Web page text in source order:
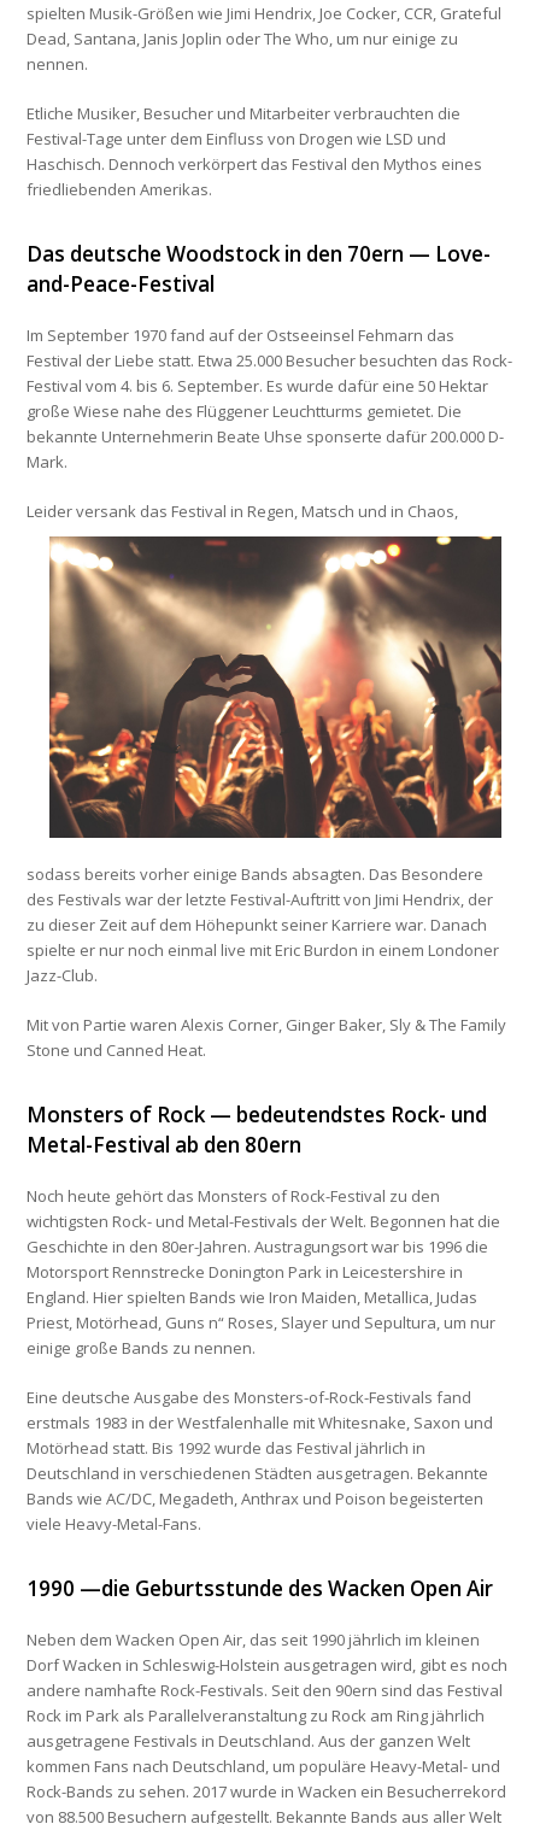
spielten Musik-Größen wie Jimi Hendrix, Joe Cocker, CCR, Grateful
Dead, Santana, Janis Joplin oderThe Who, um nur einige zu
nennen.
Etliche Musiker, Besucher und Mitarbeiter verbrauchten die
Festival-Tage unter dem Einfluss von Drogen wie LSD und
Haschisch. Dennoch verkörpert das Festival den Mythos eines
friedliebenden Amerikas.
Das deutsche Woodstock in den 70ern — Love-
and-Peace-Festival
Im September 1970 fand auf der Ostseeinsel Fehmarn das
Festival der Liebe statt. Etwa 25.000 Besucher besuchten das Rock-
Festival vom 4. bis 6. September. Es wurde dafür eine 50 Hektar
große Wiese nahe des Flüggener Leuchtturms gemietet. Die
bekannte Unternehmerin Beate Uhse sponserte dafür 200.000 D-
Mark.
Leider versank das Festival in Regen, Matsch und in Chaos,
sodass bereits vorher einige Bands absagten. Das Besondere
des Festivals war der letzte Festival-Auftritt von Jimi Hendrix, der
zu dieser Zeit auf dem Höhepunkt seiner Karriere war. Danach
spielte er nur noch einmal live mit Eric Burdon in einem Londoner
Jazz-Club.
Mit von Partie warenAlexis Corner, Ginger Baker, Sly & The Family
Stone und Canned Heat.
Monsters of Rock — bedeutendstes Rock- und
Metal-Festival ab den 80ern
Noch heute gehört das Monsters of Rock-Festival zu den
wichtigsten Rock- und Metal-Festivals der Welt. Begonnen hat die
Geschichte in den 80er-Jahren. Austragungsort war bis 1996 die
Motorsport Rennstrecke Donington Park in Leicestershire in
England. Hier spielten Bands wie Iron Maiden, Metallica, Judas
Priest, Motörhead, Guns n“ Roses, Slayer und Sepultura, um nur
einige große Bands zu nennen.
Eine deutsche Ausgabe des Monsters-of-Rock-Festivals fand
erstmals 1983 in der Westfalenhalle mitWhitesnake, Saxon und
Motörhead statt. Bis 1992 wurde das Festival jährlich in
Deutschland in verschiedenen Städten ausgetragen. Bekannte
Bands wieAC/DC, Megadeth,Anthrax und Poison begeisterten
viele Heavy-Metal-Fans.
1990 —die Geburtsstunde des Wacken Open Air
Neben demWacken Open Air, das seit 1990 jährlich im kleinen
Dorf Wacken in Schleswig-Holstein ausgetragen wird, gibt es noch
andere namhafte Rock-Festivals. Seit den 90ern sind das Festival
Rock im Park als Parallelveranstaltung zu Rock am Ring jährlich
ausgetragene Festivals in Deutschland. Aus der ganzen Welt
kommen Fans nach Deutschland, um populäre Heavy-Metal- und
Rock-Bands zu sehen. 2017 wurde in Wacken ein Besucherrekord
von 88.500 Besuchern aufgestellt. Bekannte Bands aus aller Welt